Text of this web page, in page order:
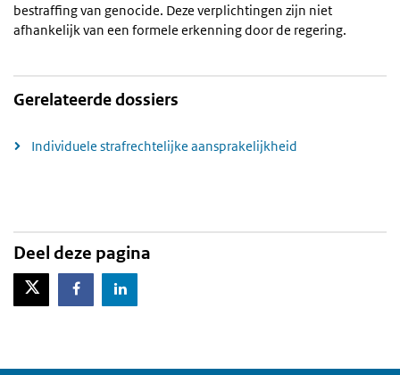
bestraffing van genocide. Deze verplichtingen zijn niet
afhankelijk van een formele erkenning door de regering.
Gerelateerde dossiers
Individuele strafrechtelijke aansprakelijkheid
Deel deze pagina
X-TwitterFacebookLinkedIn